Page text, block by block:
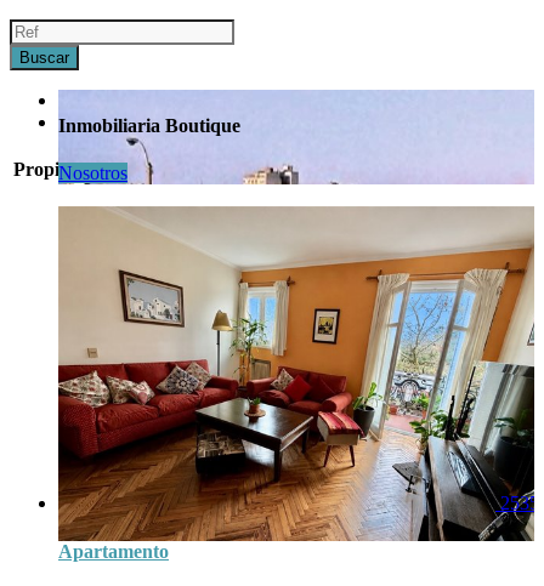
Inmobiliaria Boutique
Nosotros
Propiedades Destacadas
Apartamento